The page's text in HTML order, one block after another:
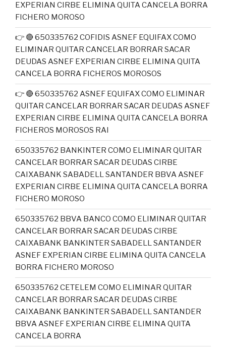
EXPERIAN CIRBE ELIMINA QUITA CANCELA BORRA
FICHERO MOROSO
👉 🔴 650335762 COFIDIS ASNEF EQUIFAX COMO
ELIMINAR QUITAR CANCELAR BORRAR SACAR
DEUDAS ASNEF EXPERIAN CIRBE ELIMINA QUITA
CANCELA BORRA FICHEROS MOROSOS
👉 🔴 650335762 ASNEF EQUIFAX COMO ELIMINAR
QUITAR CANCELAR BORRAR SACAR DEUDAS ASNEF
EXPERIAN CIRBE ELIMINA QUITA CANCELA BORRA
FICHEROS MOROSOS RAI
650335762 BANKINTER COMO ELIMINAR QUITAR
CANCELAR BORRAR SACAR DEUDAS CIRBE
CAIXABANK SABADELL SANTANDER BBVA ASNEF
EXPERIAN CIRBE ELIMINA QUITA CANCELA BORRA
FICHERO MOROSO
650335762 BBVA BANCO COMO ELIMINAR QUITAR
CANCELAR BORRAR SACAR DEUDAS CIRBE
CAIXABANK BANKINTER SABADELL SANTANDER
ASNEF EXPERIAN CIRBE ELIMINA QUITA CANCELA
BORRA FICHERO MOROSO
650335762 CETELEM COMO ELIMINAR QUITAR
CANCELAR BORRAR SACAR DEUDAS CIRBE
CAIXABANK BANKINTER SABADELL SANTANDER
BBVA ASNEF EXPERIAN CIRBE ELIMINA QUITA
CANCELA BORRA